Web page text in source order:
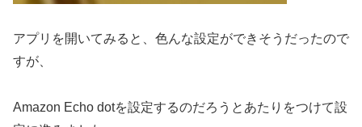
アプリを開いてみると、色んな設定ができそうだったので
すが、
Amazon Echo dotを設定するのだろうとあたりをつけて設